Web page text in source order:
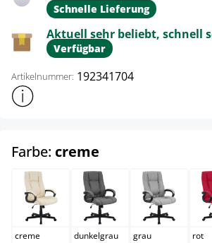
Schnelle Lieferung
Aktuell sehr beliebt, schnell
Verfügbar
Artikelnummer: 192341704
Weitere Produktinformationen anzeigen
Farbe: creme
creme
creme
dunkelgrau
dunkelgrau
grau
grau
rot